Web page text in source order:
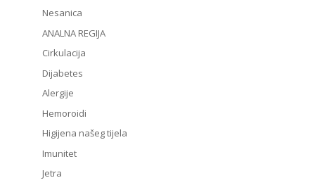
Nesanica
ANALNA REGIJA
Cirkulacija
Dijabetes
Alergije
Hemoroidi
Higijena našeg tijela
Imunitet
Jetra